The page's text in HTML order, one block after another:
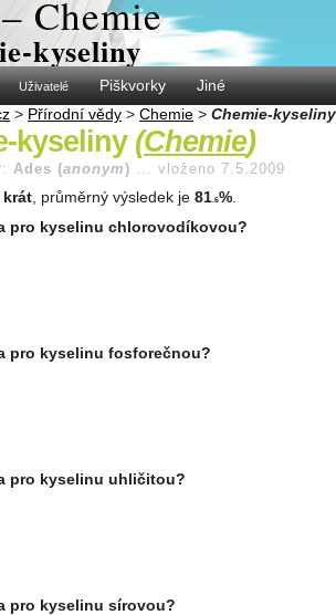
– Chemie
kyseliny
Uživatelé Piškvorky
Jiné
> Přírodní vědy > Chemie > Chemie-kyseliny
kyseliny (Chemie)
Ades (anonym ) ... vloženo 7.5.2009
krát , průměrný výsledek je 81 .6%
pro kyselinu chlorovodíkovou?
pro kyselinu fosforečnou?
pro kyselinu uhličitou?
pro kyselinu sírovou?